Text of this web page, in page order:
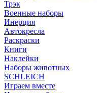
Трэк
Военные наборы
Инерция
Автокресла
Раскраски
Книги
Наклейки
Наборы животных
SCHLEICH
Играем вместе